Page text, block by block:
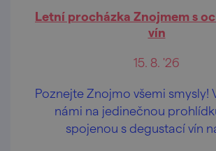
Letní procházka Znojmem s
vín
15. 8. '26
Poznejte Znojmo všemi smysly!
námi na jedinečnou
spojenou s degustací vín